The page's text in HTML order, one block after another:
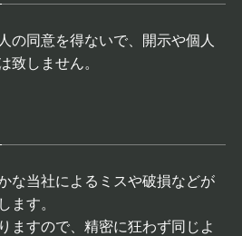
の同意を得ないで、開示や個人
致しません。
な当社によるミスや破損などが
ます。
ますので、精密に狂わず同じよ